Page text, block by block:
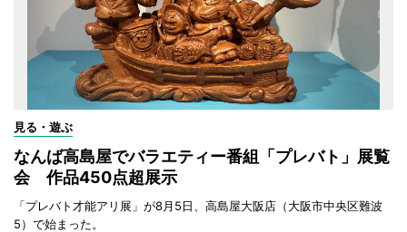
見る・遊ぶ
なんば高島屋でバラエティー番組「プレバト」展覧
会 作品450点超展示
「プレバト才能アリ展」が8月5日、高島屋大阪店（大阪市中央区難波
5）で始まった。